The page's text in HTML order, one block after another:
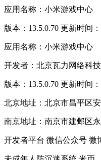
应用名称：小米游戏中心
版本：13.5.0.70 更新时间
应用名称：小米游戏中心
开发者：北京瓦力网络科
版本：13.5.0.70 更新时间
北京地址：北京市昌平区
南京地址：南京市建邺区
开发者平台 微信公众号 微